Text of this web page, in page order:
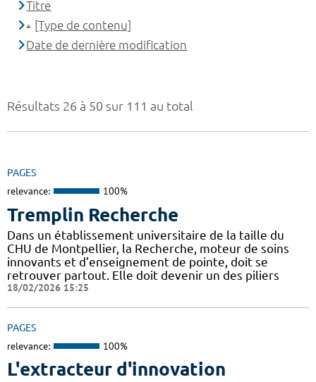
Résultats 26 à 50 sur 111 au total
PAGES
relevance: 100%
Tremplin Recherche
Dans un établissement universitaire de la taille du
CHU de Montpellier, la Recherche, moteur de soins
innovants et d’enseignement de pointe, doit se
retrouver partout. Elle doit devenir un des piliers
18/02/2026 15:25
PAGES
relevance: 100%
L'extracteur d'innovation
Titre
[Type de contenu]
Date de dernière modification